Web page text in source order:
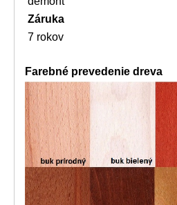
Záruka
7 rokov
Farebné prevedenie dreva